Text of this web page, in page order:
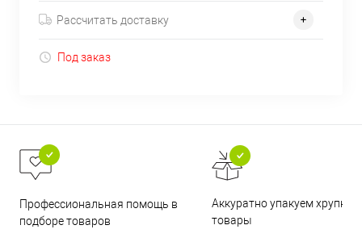
Рассчитать доставку
Под заказ
Профессиональная помощь в
подборе товаров
Аккуратно упакуем хрупкие
товары